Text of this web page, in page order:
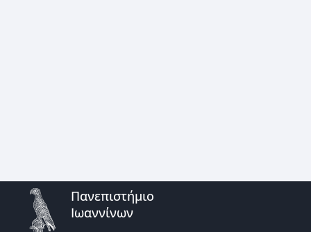
Πανεπιστήμιο
Ιωαννίνων